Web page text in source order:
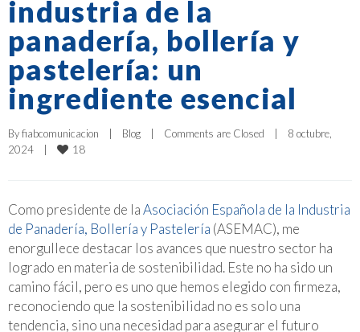
industria de la
panadería, bollería y
pastelería: un
ingrediente esencial
By fiabcomunicacion | Blog | Comments are Closed |
8 octubre,
2024
| 18
Como presidente de laAsociación Española de la Industria
de Panadería, Bollería y Pastelería (ASEMAC), me
enorgullece destacar los avances que nuestro sector ha
logrado en materia de sostenibilidad. Este no ha sido un
camino fácil, pero es uno que hemos elegido con firmeza,
reconociendo que la sostenibilidad no es solo una
tendencia, sino una necesidad para asegurar el futuro